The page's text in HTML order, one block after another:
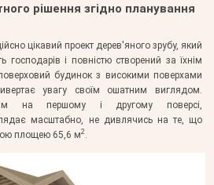
рішення згідно планування
цікавий проект дерев'яного зрубу, який
господарів і повністю створений за їхнім
будинок з високими поверхами
увагу своїм ошатним виглядом.
на першому і другому поверсі,
масштабно, не дивлячись на те, що
площею 65,6 м2